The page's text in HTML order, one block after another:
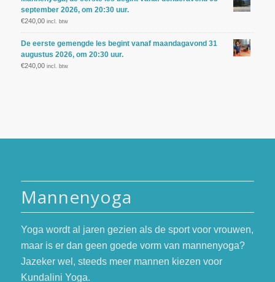
september 2026, om 20:30 uur.
€240,00 incl. btw
De eerste gemengde les begint vanaf maandagavond 31
augustus 2026, om 20:30 uur.
€240,00 incl. btw
Mannenyoga
Yoga wordt al jaren gezien als de sport voor vrouwen,
maar is er dan geen goede vorm van mannenyoga?
Jazeker wel, steeds meer mannen kiezen voor
Kundalini Yoga.